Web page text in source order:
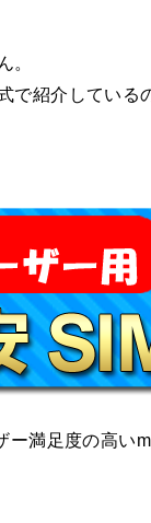
。
で紹介している
満足度の高い